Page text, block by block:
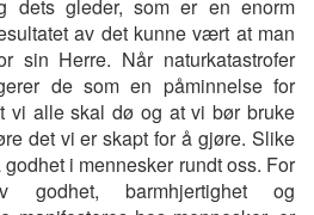
gleder, som er en enorm
av det kunne vært at man
sin Herre. Når naturkatastrofer
de som en påminnelse for
vi alle skal dø og at vi bør bruke
det vi er skapt for å gjøre. Slike
i mennesker rundt oss. For
godhet, barmhjertighet og